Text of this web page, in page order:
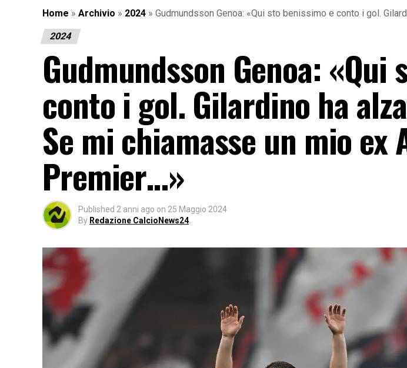
Home » Archivio » 2024 » Gudmundsson Genoa: «Qui sto benissimo e conto i gol.
2024
Gudmundsson Genoa: «Qui
conto i gol. Gilardino ha
Se mi chiamasse un mio ex
Premier…»
Published 2 anni ago on 25 Maggio 2024
By Redazione CalcioNews24